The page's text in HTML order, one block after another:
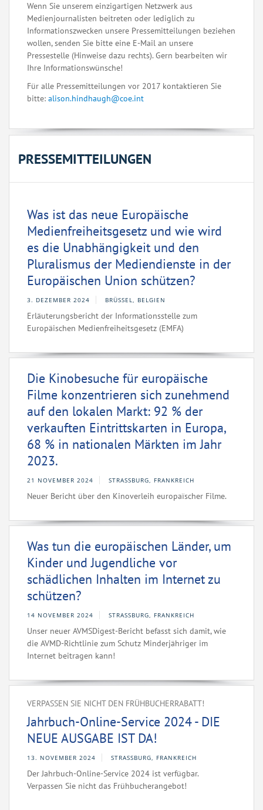
Wenn Sie unserem einzigartigen Netzwerk aus
Medienjournalisten beitreten oder lediglich zu
Informationszwecken unsere Pressemitteilungen beziehen
wollen, senden Sie bitte eine E-Mail an unsere
Pressestelle (Hinweise dazu rechts). Gern bearbeiten wir
Ihre Informationswünsche!
Für alle Pressemitteilungen vor 2017 kontaktieren Sie
bitte: alison.hindhaugh@coe.int
PRESSEMITTEILUNGEN
Was ist das neue Europäische
Medienfreiheitsgesetz und wie wird
es die Unabhängigkeit und den
Pluralismus der Mediendienste in der
Europäischen Union schützen?
3. DEZEMBER 2024 BRÜSSEL, BELGIEN
Erläuterungsbericht der Informationsstelle zum
Europäischen Medienfreiheitsgesetz (EMFA)
Die Kinobesuche für europäische
Filme konzentrieren sich zunehmend
auf den lokalen Markt: 92 % der
verkauften Eintrittskarten in Europa,
68 % in nationalen Märkten im Jahr
2023.
21 NOVEMBER 2024 STRASSBURG, FRANKREICH
Neuer Bericht über den Kinoverleih europaïscher Filme.
Was tun die europäischen Länder, um
Kinder und Jugendliche vor
schädlichen Inhalten im Internet zu
schützen?
14 NOVEMBER 2024 STRASSBURG, FRANKREICH
Unser neuer AVMSDigest-Bericht befasst sich damit, wie
die AVMD-Richtlinie zum Schutz Minderjähriger im
Internet beitragen kann!
VERPASSEN SIE NICHT DEN FRÜHBUCHERRABATT!
Jahrbuch-Online-Service 2024 - DIE
NEUE AUSGABE IST DA!
13. NOVEMBER 2024 STRASSBURG, FRANKREICH
Der Jahrbuch-Online-Service 2024 ist verfügbar.
Verpassen Sie nicht das Frühbucherangebot!